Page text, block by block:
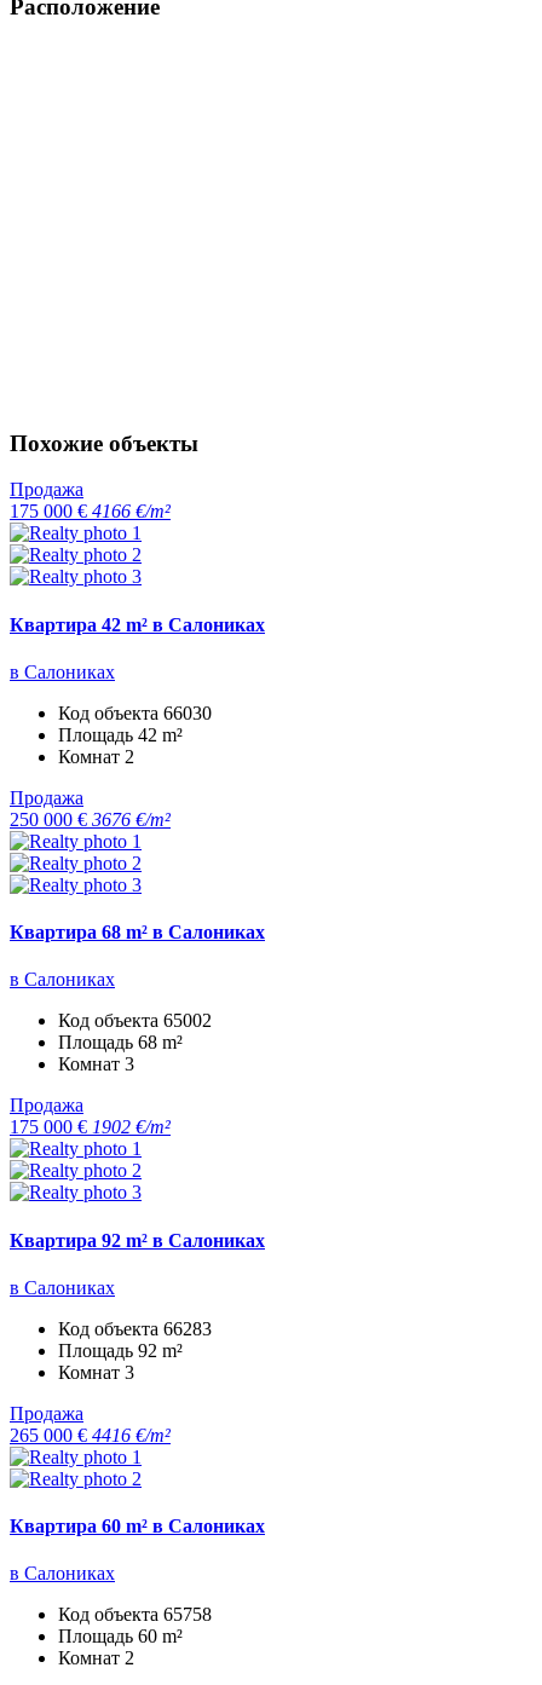
Расположение
Похожие объекты
Продажа
175 000 € 4166 €/m²
Квартира 42 m² в Салониках
в Салониках
Код объекта 66030
Площадь 42 m²
Комнат 2
Продажа
250 000 € 3676 €/m²
Квартира 68 m² в Салониках
в Салониках
Код объекта 65002
Площадь 68 m²
Комнат 3
Продажа
175 000 € 1902 €/m²
Квартира 92 m² в Салониках
в Салониках
Код объекта 66283
Площадь 92 m²
Комнат 3
Продажа
265 000 € 4416 €/m²
Квартира 60 m² в Салониках
в Салониках
Код объекта 65758
Площадь 60 m²
Комнат 2